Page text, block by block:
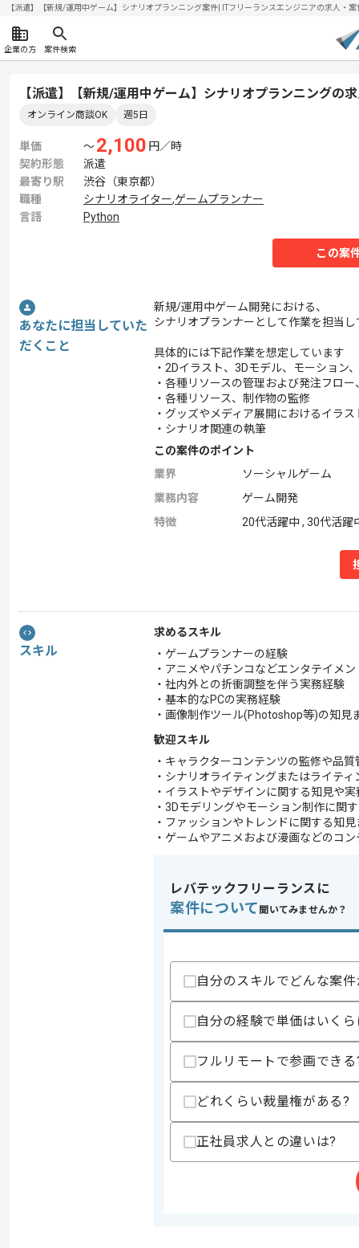
【派遣】【新規/運用中ゲーム】シナリオプランニング案件| ITフリーランスエンジニアの求人・
企業の方 案件検索
【派遣】【新規/運用中ゲーム】シナリオプランニングの
オンライン商談OK 週5日
単価 〜2,100 円／時
契約形態
派遣
最寄り駅
渋谷（東京都）
職種
シナリオライター,ゲームプランナー
言語
Python
この案
あなたに担当していた
だくこと
新規/運用中ゲーム開発における、
シナリオプランナーとして作業を担当
具体的には下記作業を想定しています
・2Dイラスト、3Dモデル、モーション
・各種リソースの管理および発注フロ
・各種リソース、制作物の監修
・グッズやメディア展開におけるイラ
・シナリオ関連の執筆
この案件のポイント
業界
ソーシャルゲーム
業務内容
ゲーム開発
特徴
20代活躍中 , 30代活躍
スキル
求めるスキル
・ゲームプランナーの経験
・アニメやパチンコなどエンタテイメ
・社内外との折衝調整を伴う実務経験
・基本的なPCの実務経験
・画像制作ツール(Photoshop等)の知見
歓迎スキル
・キャラクターコンテンツの監修や品質
・シナリオライティングまたはライティ
・イラストやデザインに関する知見や実
・3Dモデリングやモーション制作に関
・ファッションやトレンドに関する知
・ゲームやアニメおよび漫画などのコ
レバテックフリーランスに
案件について 聞いてみませんか？
自分のスキルでどんな案
自分の経験で単価はいく
フルリモートで参画できる
どれくらい裁量権がある?
正社員求人との違いは?